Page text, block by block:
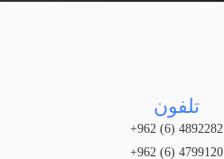
تلفون
4892282 (6) 962+
4799120 (6) 962+